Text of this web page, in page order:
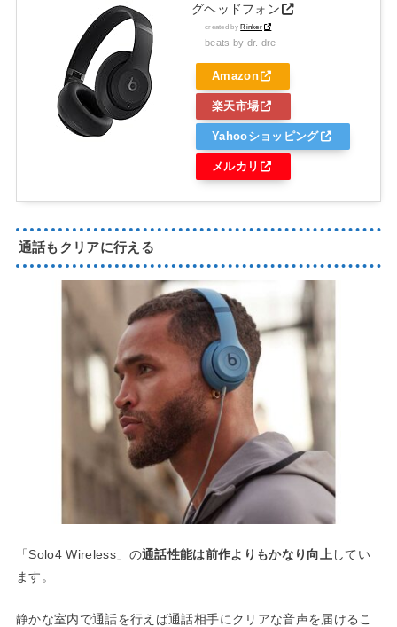
グヘッドフォン
created byRinker
beats by dr. dre
Amazon
楽天市場
Yahooショッピング
メルカリ
通話もクリアに行える
「Solo4 Wireless」の通話性能は前作よりもかなり向上してい
ます。
静かな室内で通話を行えば通話相手にクリアな音声を届けるこ